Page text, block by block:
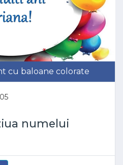
cu baloane colorate
numelui